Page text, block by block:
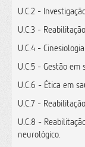
U.C.2 -
U.C.3 -
U.C.4 - Cinesiologia.
U.C.5 - Gestão em
U.C.6 - Ética em
U.C.7 -
U.C.8 -
neurológico.